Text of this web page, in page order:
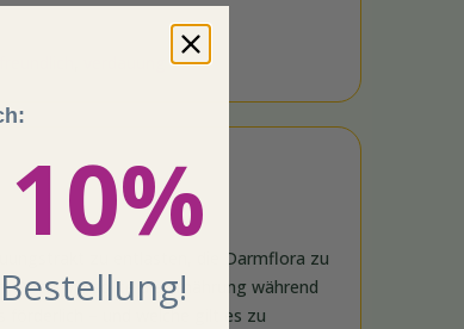
zu entlasten, die Darmflora zu
Doch wie sollte die Ernährung während
förderlich – und welche gilt es zu